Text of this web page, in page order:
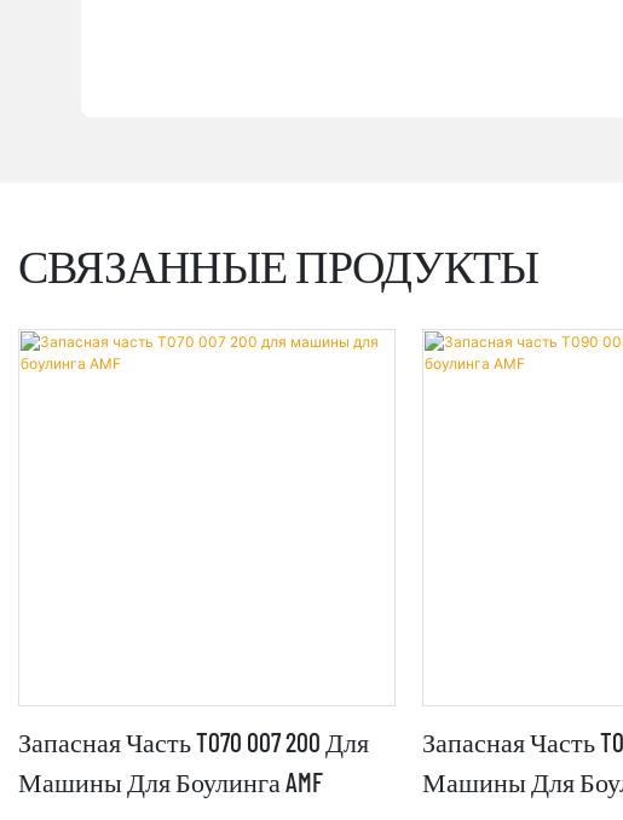
СВЯЗАННЫЕ ПРОДУКТЫ
Запасная Часть T070 007 200 Для
Машины Для Боулинга AMF
Запасная Часть
Машины Для